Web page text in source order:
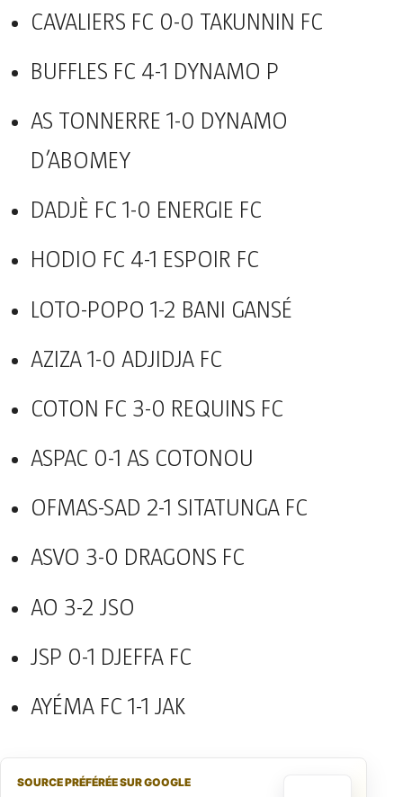
CAVALIERS FC 0-0 TAKUNNIN FC
BUFFLES FC 4-1 DYNAMO P
AS TONNERRE 1-0 DYNAMO
D’ABOMEY
DADJÈ FC 1-0 ENERGIE FC
HODIO FC 4-1 ESPOIR FC
LOTO-POPO 1-2 BANI GANSÉ
AZIZA 1-0 ADJIDJA FC
COTON FC 3-0 REQUINS FC
ASPAC 0-1 AS COTONOU
OFMAS-SAD 2-1 SITATUNGA FC
ASVO 3-0 DRAGONS FC
AO 3-2 JSO
JSP 0-1 DJEFFA FC
AYÉMA FC 1-1 JAK
SOURCE PRÉFÉRÉE SUR GOOGLE